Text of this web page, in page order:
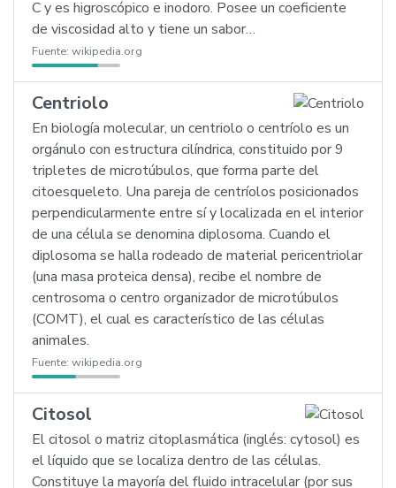
C y es higroscópico e inodoro. Posee un coeficiente
de viscosidad alto y tiene un sabor…
Fuente: wikipedia.org
Centriolo
En biología molecular, un centriolo o centríolo es un
orgánulo con estructura cilíndrica, constituido por 9
tripletes de microtúbulos, que forma parte del
citoesqueleto. Una pareja de centríolos posicionados
perpendicularmente entre sí y localizada en el interior
de una célula se denomina diplosoma. Cuando el
diplosoma se halla rodeado de material pericentriolar
(una masa proteica densa), recibe el nombre de
centrosoma o centro organizador de microtúbulos
(COMT), el cual es característico de las células
animales.
Fuente: wikipedia.org
Citosol
El citosol o matriz citoplasmática (inglés: cytosol) es
el líquido que se localiza dentro de las células.
Constituye la mayoría del fluido intracelular (por sus